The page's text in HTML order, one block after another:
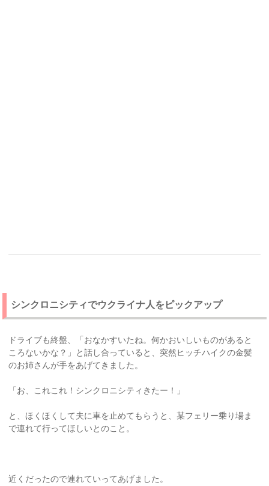
シンクロニシティでウクライナ人をピックアップ
ドライブも終盤、「おなかすいたね。何かおいしいものがあると
ころないかな？」と話し合っていると、突然ヒッチハイクの金髪
のお姉さんが手をあげてきました。
「お、これこれ！シンクロニシティきたー！」
と、ほくほくして夫に車を止めてもらうと、某フェリー乗り場ま
で連れて行ってほしいとのこと。
近くだったので連れていってあげました。